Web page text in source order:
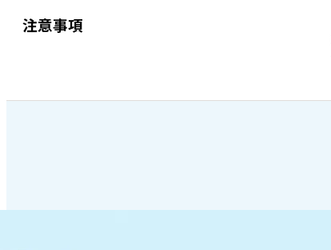
注意事項